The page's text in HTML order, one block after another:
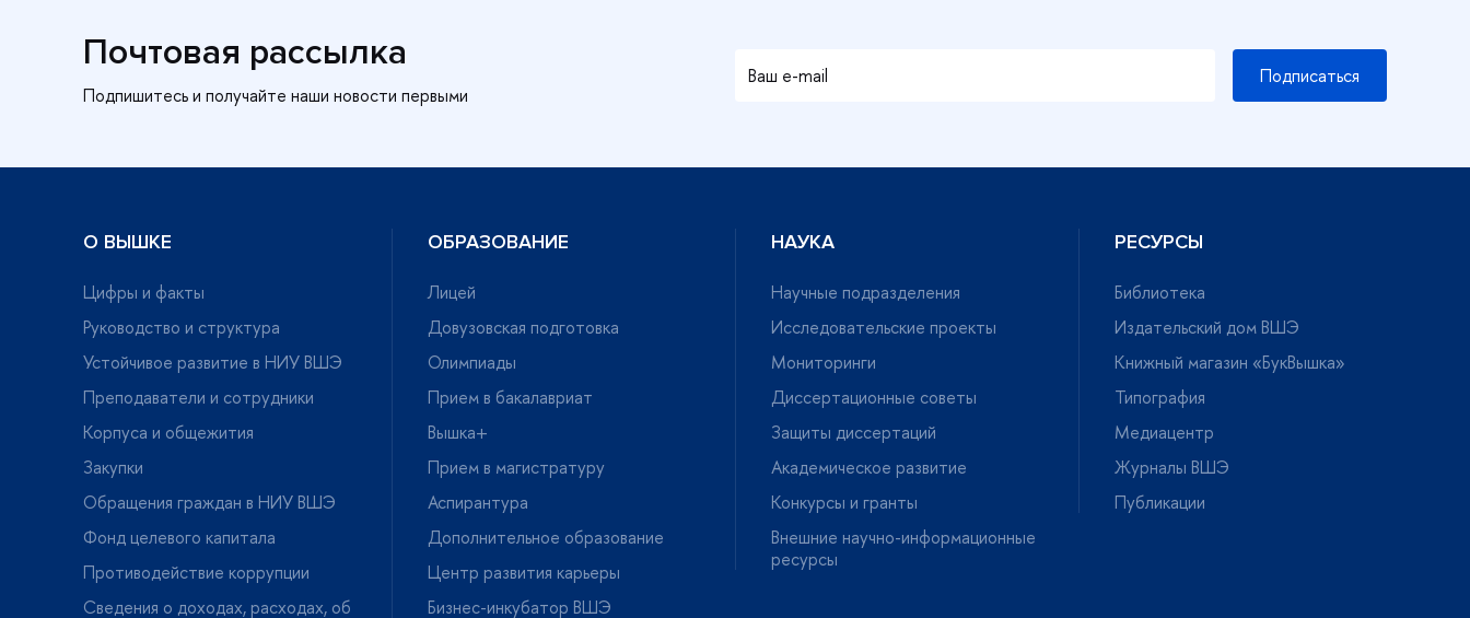
Почтовая рассылка
Подписаться
О ВЫШКЕ
Цифры и факты
Руководство и структура
Устойчивое развитие в НИУ ВШЭ
Преподаватели и сотрудники
Корпуса и общежития
Закупки
Обращения граждан в НИУ ВШЭ
Фонд целевого капитала
Противодействие коррупции
Сведения о доходах, расходах, о
ОБРАЗОВАНИЕ
Лицей
Довузовская подготовка
Олимпиады
Прием в бакалавриат
ышка+
Прием в магистратуру
Аспирантура
Дополнительное образование
Центр развития карьеры
Бизнес-инкубатор ВШЭ
НАУКА
Научные подразделения
Исследовательские проекты
Мониторинги
Диссертационные советы
Защиты диссертаций
Академическое развитие
Конкурсы и гранты
нешние научно-информационные
ресурсы
РЕСУРСЫ
Библиотека
Издательский дом ВШЭ
Книжный магазин «БукВышка»
Типография
Медиацентр
Журналы ВШЭ
Публикации